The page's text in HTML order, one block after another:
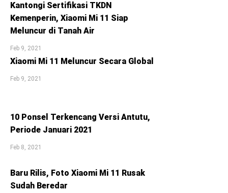
Kantongi Sertifikasi TKDN
Kemenperin, Xiaomi Mi 11 Siap
Meluncur di Tanah Air
Feb 9, 2021
Xiaomi Mi 11 Meluncur Secara Global
Feb 9, 2021
10 Ponsel Terkencang Versi Antutu,
Periode Januari 2021
Feb 8, 2021
Baru Rilis, Foto Xiaomi Mi 11 Rusak
Sudah Beredar